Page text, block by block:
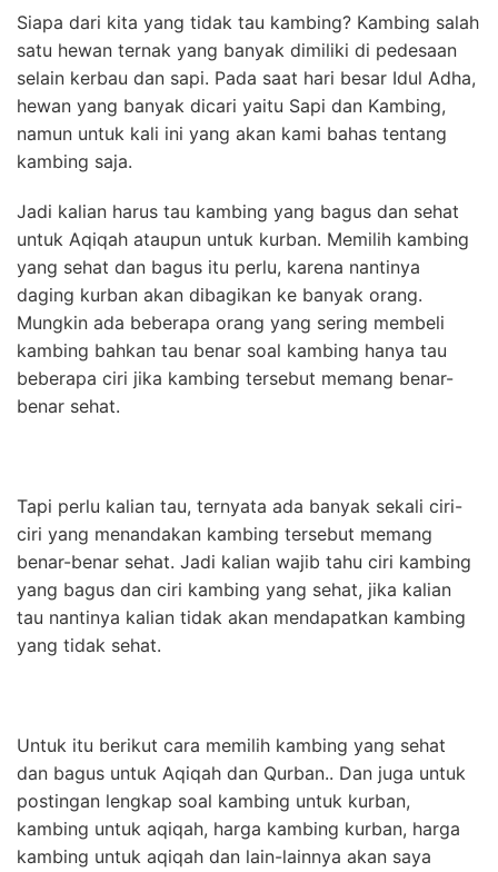
Siapa dari kita yang tidak tau kambing? Kambing salah
satu hewan ternak yang banyak dimiliki di pedesaan
selain kerbau dan sapi. Pada saat hari besar Idul Adha,
hewan yang banyak dicari yaitu Sapi dan Kambing,
namun untuk kali ini yang akan kami bahas tentang
kambing saja.
Jadi kalian harus tau kambing yang bagus dan sehat
untuk Aqiqah ataupun untuk kurban. Memilih kambing
yang sehat dan bagus itu perlu, karena nantinya
daging kurban akan dibagikan ke banyak orang.
Mungkin ada beberapa orang yang sering membeli
kambing bahkan tau benar soal kambing hanya tau
beberapa ciri jika kambing tersebut memang benar-
benar sehat.
Tapi perlu kalian tau, ternyata ada banyak sekali ciri-
ciri yang menandakan kambing tersebut memang
benar-benar sehat. Jadi kalian wajib tahu ciri kambing
yang bagus dan ciri kambing yang sehat, jika kalian
tau nantinya kalian tidak akan mendapatkan kambing
yang tidak sehat.
Untuk itu berikut cara memilih kambing yang sehat
dan bagus untuk Aqiqah dan Qurban.. Dan juga untuk
postingan lengkap soal kambing untuk kurban,
kambing untuk aqiqah, harga kambing kurban, harga
kambing untuk aqiqah dan lain-lainnya akan saya